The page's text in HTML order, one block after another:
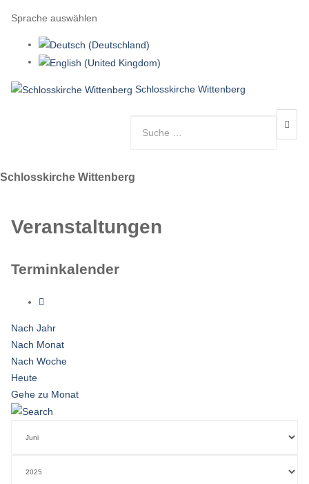
Sprache auswählen
Schlosskirche Wittenberg
Schlosskirche Wittenberg
Veranstaltungen
Terminkalender
Nach Jahr
Nach Monat
Nach Woche
Heute
Gehe zu Monat